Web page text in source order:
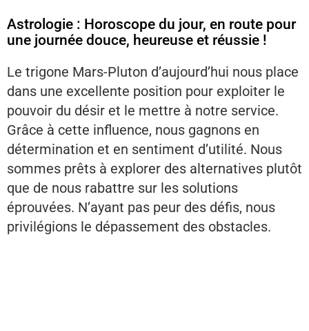
Astrologie : Horoscope du jour, en route pour
une journée douce, heureuse et réussie !
Le trigone Mars-Pluton d’aujourd’hui nous place
dans une excellente position pour exploiter le
pouvoir du désir et le mettre à notre service.
Grâce à cette influence, nous gagnons en
détermination et en sentiment d’utilité. Nous
sommes prêts à explorer des alternatives plutôt
que de nous rabattre sur les solutions
éprouvées. N’ayant pas peur des défis, nous
privilégions le dépassement des obstacles.